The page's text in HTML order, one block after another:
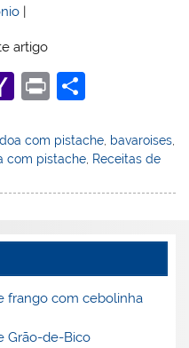
|
artigo
Y
h
o
o
l
Pr
t
ar
e
com pistache bavaroises
com pistache, Receitas de
frango com cebolinha
Grão-de-Bico